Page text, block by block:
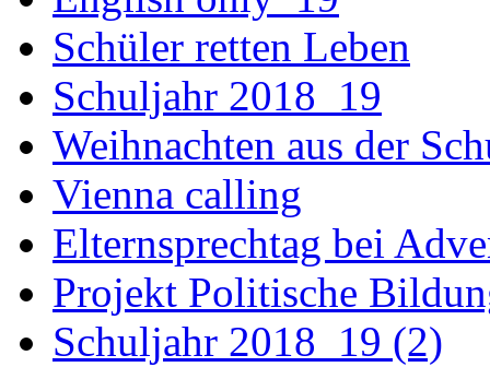
Schüler retten Leben
Schuljahr 2018_19
Weihnachten aus der
Vienna calling
Elternsprechtag bei
Projekt Politische
Schuljahr 2018_19 (2)